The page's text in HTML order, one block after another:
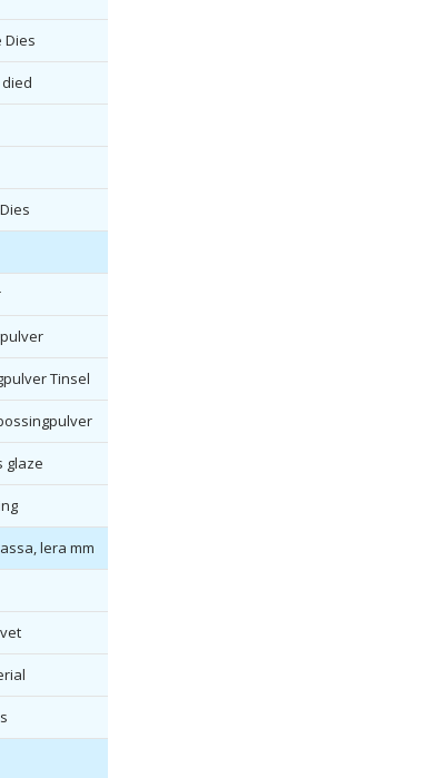
Dies
Tinsel
glaze
lera mm